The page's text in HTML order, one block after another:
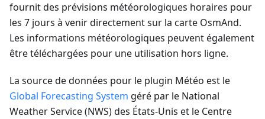
fournit des prévisions météorologiques horaires pour
les 7 jours à venir directement sur la carte OsmAnd.
Les informations météorologiques peuvent également
être téléchargées pour une utilisation hors ligne.
La source de données pour le plugin Météo est le
Global Forecasting System géré par le National
Weather Service (NWS) des États-Unis et le Centre